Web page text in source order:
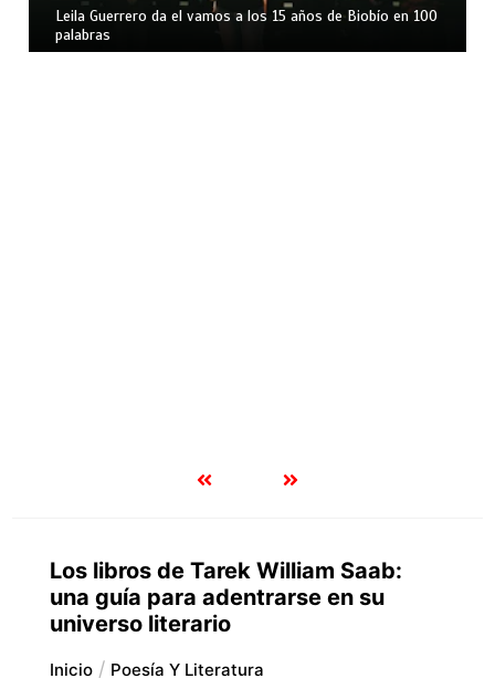
Leila Guerrero da el vamos a los 15 años de Biobío en 100
palabras
Los libros de Tarek William Saab:
una guía para adentrarse en su
universo literario
Inicio Poesía Y Literatura